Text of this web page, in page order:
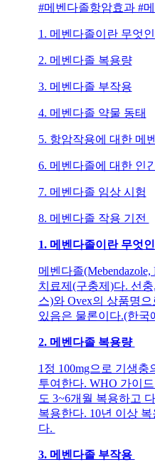
#메벤다졸항암효과 #
1. 메벤다졸이란 무엇
2. 메벤다졸 복용량
3. 메벤다졸 부작용
4. 메벤다졸 약물 동태
5. 항암작용에 대한 메
6. 메벤다졸에 대한 인
7. 메벤다졸 임상 시험
8. 메벤다졸 작용 기전
1. 메벤다졸이란 무엇
메벤다졸
치료제(구충제)다. 선
스)와 Ovex의 상품명
있음은 물론이다.(한국
2. 메벤다졸 복용량
1정 100mg으로 기생
투여한다. WHO 가이드
도 3~6개월 복용하고
복용한다. 10년 이상
다.
3. 메벤다졸 부작용